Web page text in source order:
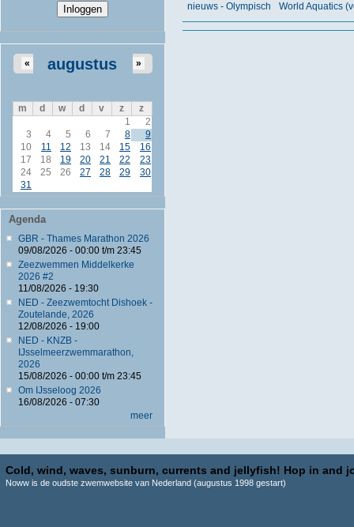
augustus
« »
m d w d v z
z
1
2
3
4 5 6 7 8
9
10
11 12 13 14 15
16
17
18 19 20 21 22
23
24
25 26 27 28 29
30
31
Agenda
GBR - Thames Marathon 2026
09/08/2026 - 00:00t/m 23:45
Zeezwemmen Middelkerke
2026 #2
11/08/2026 - 19:30
NED - Zeezwemtocht Dishoek -
Zoutelande, 2026
12/08/2026 - 19:00
NED - KNZB -
IJsselmeerzwemmarathon,
2026
15/08/2026 - 00:00t/m 23:45
Om IJsseloog 2026
16/08/2026 - 07:30
meer
nieuws - Olympisch World Aquatics
Cold, wind, waves, sunburn, currents and jellyfish! Hop in and
Noww is de oudste zwemwebsite van Nederland (augustus 1998 gestart)